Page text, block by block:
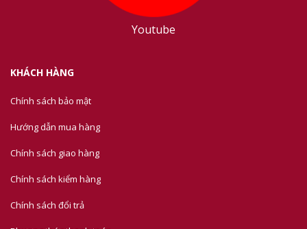
Youtube
KHÁCH HÀNG
Chính sách bảo mật
Hướng dẫn mua hàng
Chính sách giao hàng
Chính sách kiểm hàng
Chính sách đổi trả